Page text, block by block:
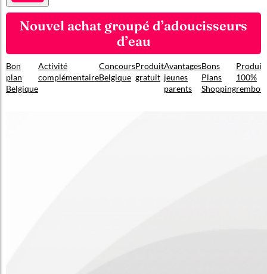
Nouvel achat groupé d’adoucisseurs
d’eau
Bon
plan
Belgique
Activité
complémentaire
Concours
Belgique
Produit
gratuit
Avantages
jeunes
parents
Bons
Plans
Shopping
Produit
100%